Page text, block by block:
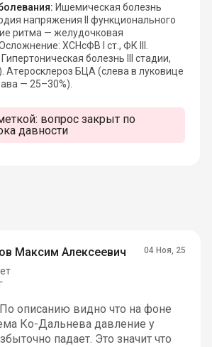
Ишемическая болезнь
напряжения II функционального
ритма — желудочковая
ХСНсФВ I ст., ФК III.
болезнь III стадии,
Атеросклероз БЦА (слева в луковице
— 25–30%).
вопрос закрыт по
давности
Максим Алексеевич 04 Ноя, 25
описанию видно что на фоне
Ко-Дальнева давление у
падает. Это значит что